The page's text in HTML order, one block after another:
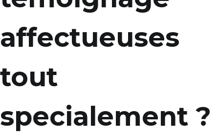
affectueuses
tout
specialement ?